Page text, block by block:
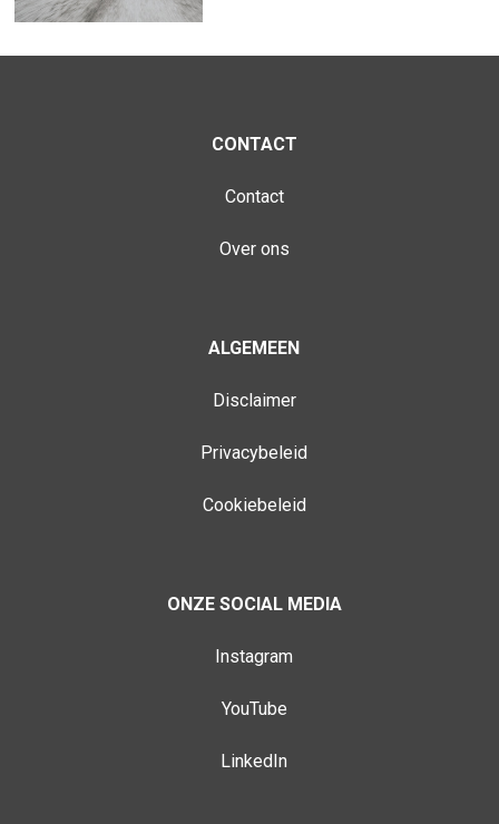
CONTACT
Contact
Over ons
ALGEMEEN
Disclaimer
Privacybeleid
Cookiebeleid
ONZE SOCIAL MEDIA
Instagram
YouTube
LinkedIn